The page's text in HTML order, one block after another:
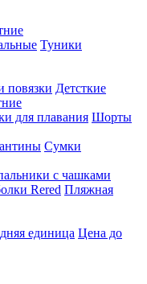
Туники
повязки Детсткие
для плавания Шорты
Сумки
с чашками
Rered Пляжная
единица Цена до